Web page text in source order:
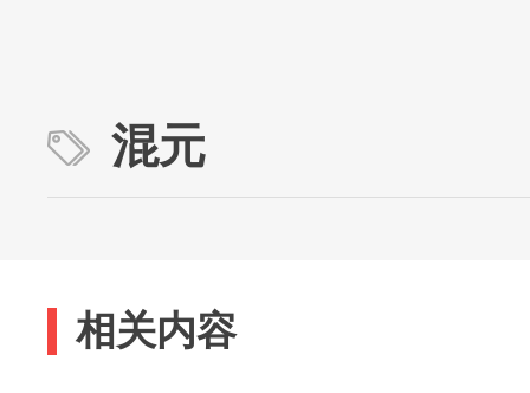
混元
相关内容